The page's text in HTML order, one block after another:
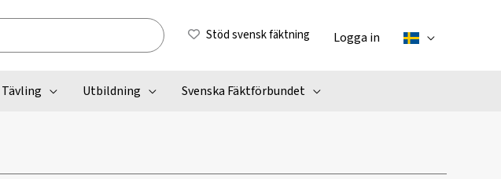
Stöd svensk fäktning Logga in
Tävling Utbildning Svenska Fäktförbundet